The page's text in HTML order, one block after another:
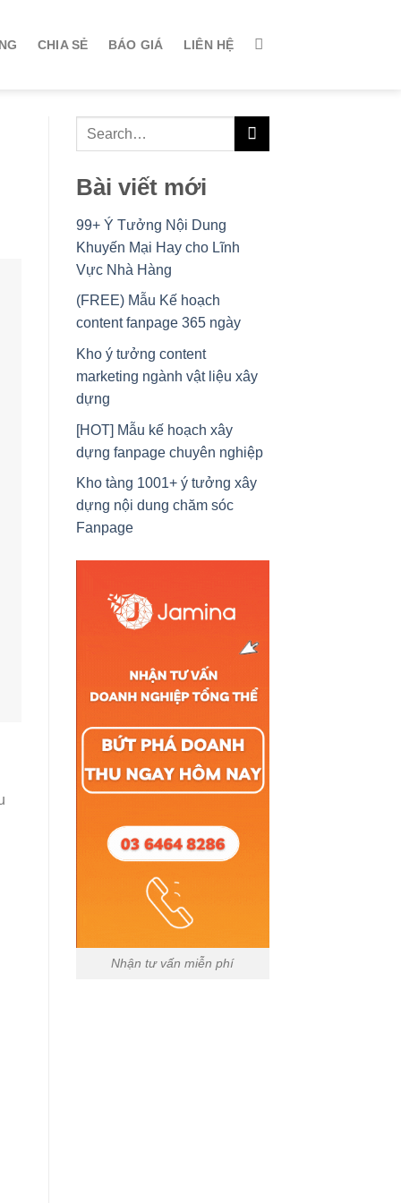
CHIA SẺ BÁO GIÁ LIÊN HỆ
Bài viết mới
99+ Ý Tưởng Nội Dung
Khuyến Mại Hay cho Lĩnh
Vực Nhà Hàng
(FREE) Mẫu Kế hoạch
content fanpage 365 ngày
Kho ý tưởng content
marketing ngành vật liệu xây
dựng
[HOT] Mẫu kế hoạch xây
dựng fanpage chuyên nghiệp
Kho tàng 1001+ ý tưởng xây
dựng nội dung chăm sóc
Fanpage
Nhận tư vấn miễn phí